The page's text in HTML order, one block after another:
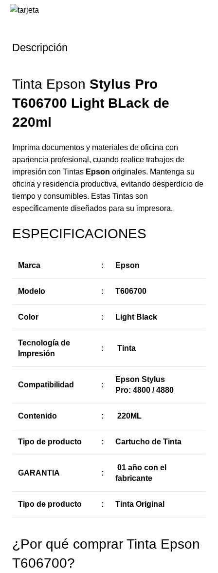
Descripción
Tinta Epson Stylus Pro
T606700 Light BLack de
220ml
Imprima documentos y materiales de oficina con
apariencia profesional, cuando realice trabajos de
impresión con Tintas Epson originales. Mantenga su
oficina y residencia productiva, evitando desperdicio de
tiempo y consumibles. Estas Tintas son
específicamente diseñados para su impresora.
ESPECIFICACIONES
Marca : Epson
Modelo : T606700
Color : Light Black
Tecnología de
Impresión
: Tinta
Compatibilidad :
Epson Stylus
Pro: 4800 / 4880
Contenido : 220ML
Tipo de producto : Cartucho de Tinta
GARANTIA :
01 año con el
fabricante
Tipo de producto : Tinta Original
¿Por qué comprar Tinta Epson
T606700?